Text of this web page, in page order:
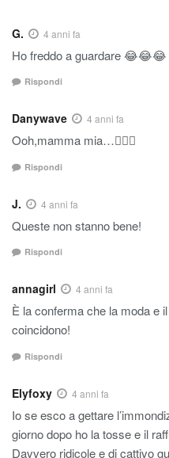
G. 4 anni fa
Ho freddo a guardare 😂😂😂
Rispondi
Danywave 4 anni fa
Ooh,mamma mia…🤦🏻‍♀️
Rispondi
J. 4 anni fa
Queste non stanno bene!
Rispondi
annagirl 4 anni fa
È la conferma che la moda e
coincidono!
Rispondi
Elyfoxy 4 anni fa
Io se esco a gettare
giorno dopo ho la tosse e il
Davvero ridicole e di cattivo